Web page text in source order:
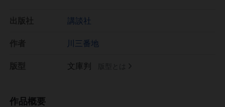
講談社
川三番地
文庫判
作品概要